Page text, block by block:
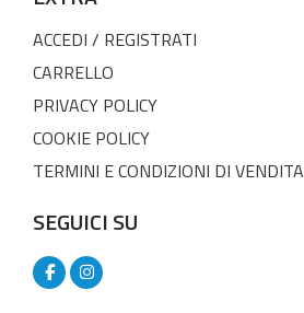
ACCEDI / REGISTRATI
CARRELLO
PRIVACY POLICY
COOKIE POLICY
TERMINI E CONDIZIONI DI VENDITA
SEGUICI SU